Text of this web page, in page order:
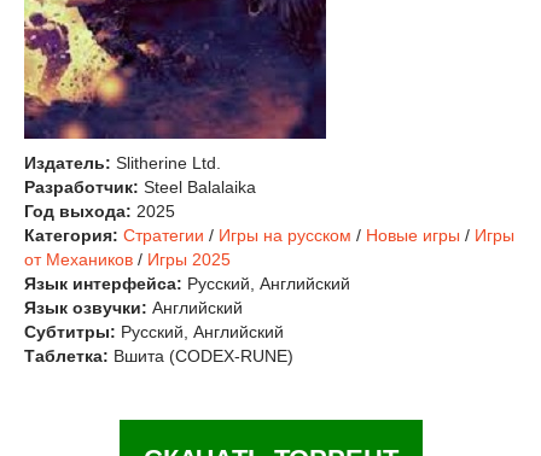
Издатель: Slitherine Ltd.
Разработчик: Steel Balalaika
Год выхода: 2025
Категория: Стратегии / Игры на русском / Новые игры / Игры
от Механиков / Игры 2025
Язык интерфейса: Русский, Английский
Язык озвучки: Английский
Субтитры: Русский, Английский
Таблетка: Вшита (CODEX-RUNE)